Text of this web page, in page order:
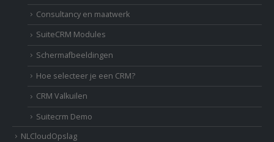
Consultancy en maatwerk
SuiteCRM Modules
Schermafbeeldingen
Hoe selecteer je een CRM?
CRM Valkuilen
Suitecrm Demo
NLCloudOpslag